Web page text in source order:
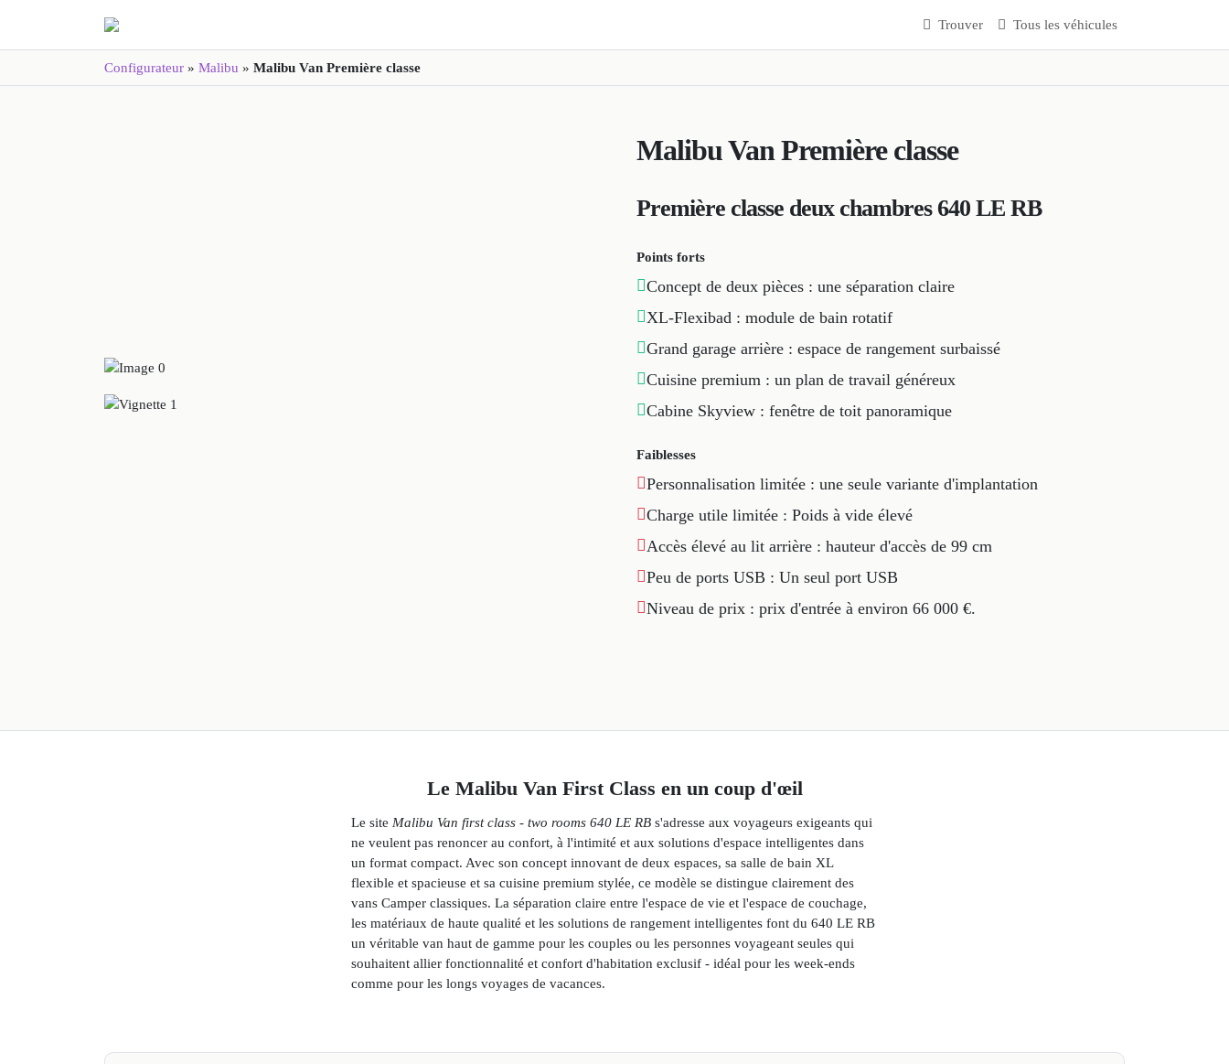
Trouver Tous les véhicules
Configurateur » Malibu » Malibu Van Première classe
Malibu Van Première classe
Première classe deux chambres 640 LE RB
Points forts
Concept de deux pièces : une séparation claire
XL-Flexibad : module de bain rotatif
Grand garage arrière : espace de rangement surbaissé
Cuisine premium : un plan de travail généreux
Cabine Skyview : fenêtre de toit panoramique
Faiblesses
Personnalisation limitée : une seule variante d'implantation
Charge utile limitée : Poids à vide élevé
Accès élevé au lit arrière : hauteur d'accès de 99 cm
Peu de ports USB : Un seul port USB
Niveau de prix : prix d'entrée à environ 66 000 €.
Le Malibu Van First Class en un coup d'œil
Le site Malibu Van first class - two rooms 640 LE RB s'adresse aux voyageurs exigeants qui
ne veulent pas renoncer au confort, à l'intimité et aux solutions d'espace intelligentes dans
un format compact. Avec son concept innovant de deux espaces, sa salle de bain XL
flexible et spacieuse et sa cuisine premium stylée, ce modèle se distingue clairement des
vans Camper classiques. La séparation claire entre l'espace de vie et l'espace de couchage,
les matériaux de haute qualité et les solutions de rangement intelligentes font du 640 LE RB
un véritable van haut de gamme pour les couples ou les personnes voyageant seules qui
souhaitent allier fonctionnalité et confort d'habitation exclusif - idéal pour les week-ends
comme pour les longs voyages de vacances.